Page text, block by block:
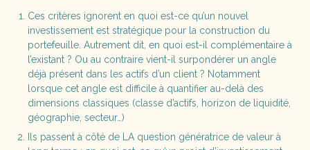
Ces critères ignorent en quoi est-ce qu’un nouvel
investissement est stratégique pour la construction du
portefeuille. Autrement dit, en quoi est-il complémentaire à
l’existant ? Ou au contraire vient-il surpondérer un angle
déjà présent dans les actifs d’un client ? Notamment
lorsque cet angle est difficile à quantifier au-delà des
dimensions classiques (classe d’actifs, horizon de liquidité,
géographie, secteur…)
Ils passent à côté de LA question génératrice de valeur à